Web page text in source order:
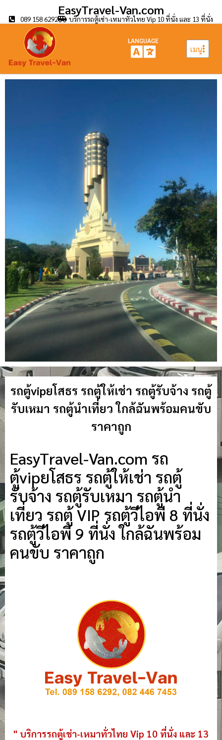
EasyTravel-Van.com
089 158 6292 บริการรถตู้เช่า-เหมาทั่วไทย Vip 10 ที่นั่ง และ 13 ที่นั่ง
เมนู
LANGUAGE
รถตู้vipยโสธร รถตู้ให้เช่า รถตู้รับจ้าง รถตู้
รับเหมา รถตู้นำเที่ยว ใกล้ฉันพร้อมคนขับ
ราคาถูก
EasyTravel-Van.com รถ
ตู้vipยโสธร รถตู้ให้เช่า รถตู้
รับจ้าง รถตู้รับเหมา รถตู้นำ
เที่ยว รถตู้ VIP รถตู้วีไอพี 8 ที่นั่ง
รถตู้วีไอพี 9 ที่นั่ง ใกล้ฉันพร้อม
คนขับ ราคาถูก
" บริการรถตู้เช่า-เหมาทั่วไทย Vip 10 ที่นั่ง และ 13